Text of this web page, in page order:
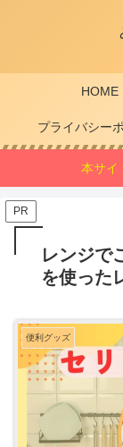
HOME
プライバシー
本サイ
PR
レンジで
を使った
便利グッズ